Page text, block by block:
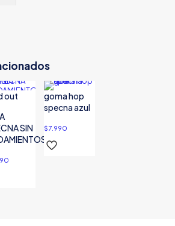
out
SIN
goma hop
specna azul
$7.990